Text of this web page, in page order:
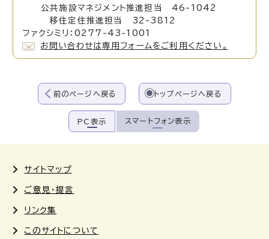
公共施設マネジメント推進担当 46-1042
移住定住推進担当 32-3812
ファクシミリ：0277-43-1001
お問い合わせは専用フォームをご利用ください。
前のページへ戻る トップページへ戻る
PC表示 スマートフォン表示
サイトマップ
ご意見・提言
リンク集
このサイトについて